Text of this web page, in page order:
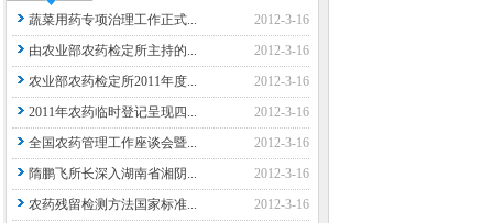
蔬菜用药专项治理工作正式...
2012-3-16
由农业部农药检定所主持的...
2012-3-16
农业部农药检定所2011年度...
2012-3-16
2011年农药临时登记呈现四...
2012-3-16
全国农药管理工作座谈会暨...
2012-3-16
隋鹏飞所长深入湖南省湘阴...
2012-3-16
农药残留检测方法国家标准...
2012-3-16